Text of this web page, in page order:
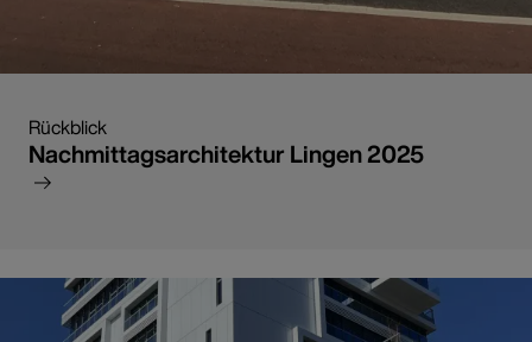
Rückblick
Nachmittagsarchitektur Lingen 2025